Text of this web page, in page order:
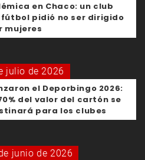
en Chaco: un club
fútbol pidió no ser dirigido
mujeres
julio de 2026
el Deporbingo 2026:
del valor del cartón se
para los clubes
junio de 2026